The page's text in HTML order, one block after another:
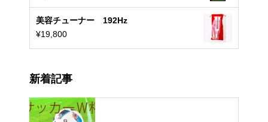
美容チューナー 192Hz
¥19,800
新着記事